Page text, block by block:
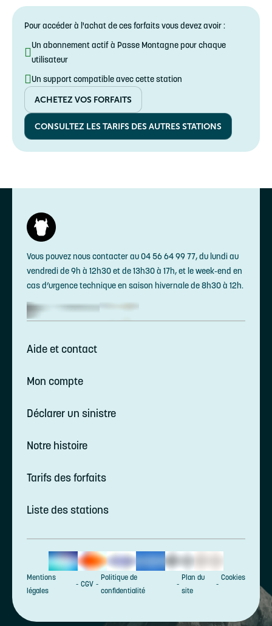
5-14 ans
Pour accéder à l'achat de ces forfaits vous devez avoir :
Un abonnement actif à Passe Montagne pour chaque
utilisateur
Un support compatible avec cette station
ACHETEZ VOS FORFAITS
CONSULTEZ LES TARIFS DES AUTRES STATIONS
Vous pouvez nous contacter au 04 56 64 99 77, du lundi au
vendredi de 9h à 12h30 et de 13h30 à 17h, et le week-end en
cas d’urgence technique en saison hivernale de 8h30 à 12h.
Aide et contact
Mon compte
Déclarer un sinistre
Notre histoire
Tarifs des forfaits
Liste des stations
Mentions
légales
CGV
Politique de
confidentialité
Plan du
site
Cookies